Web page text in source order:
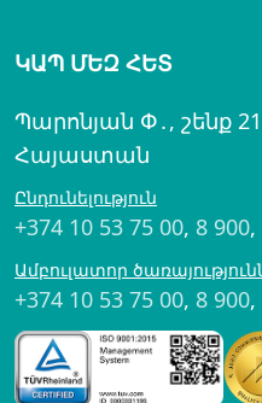
ԿԱՊ ՄԵԶ ՀԵՏ
Պարոնյան Փ․, շենք
Հայաստան
Ընդունելություն
+374 10 53 75 00, 8 900,
Ամբուլատոր
+374 10 53 75 00, 8 900,